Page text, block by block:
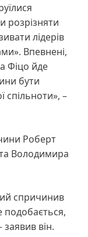
розрізняти
лідерів
Впевнені,
Фіцо йде
бути
спільноти», –
Роберт
Володимира
спричинив
подобається,
він.